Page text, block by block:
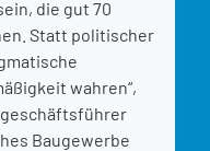
die gut 70
Statt politischer
wahren“,
Baugewerbe